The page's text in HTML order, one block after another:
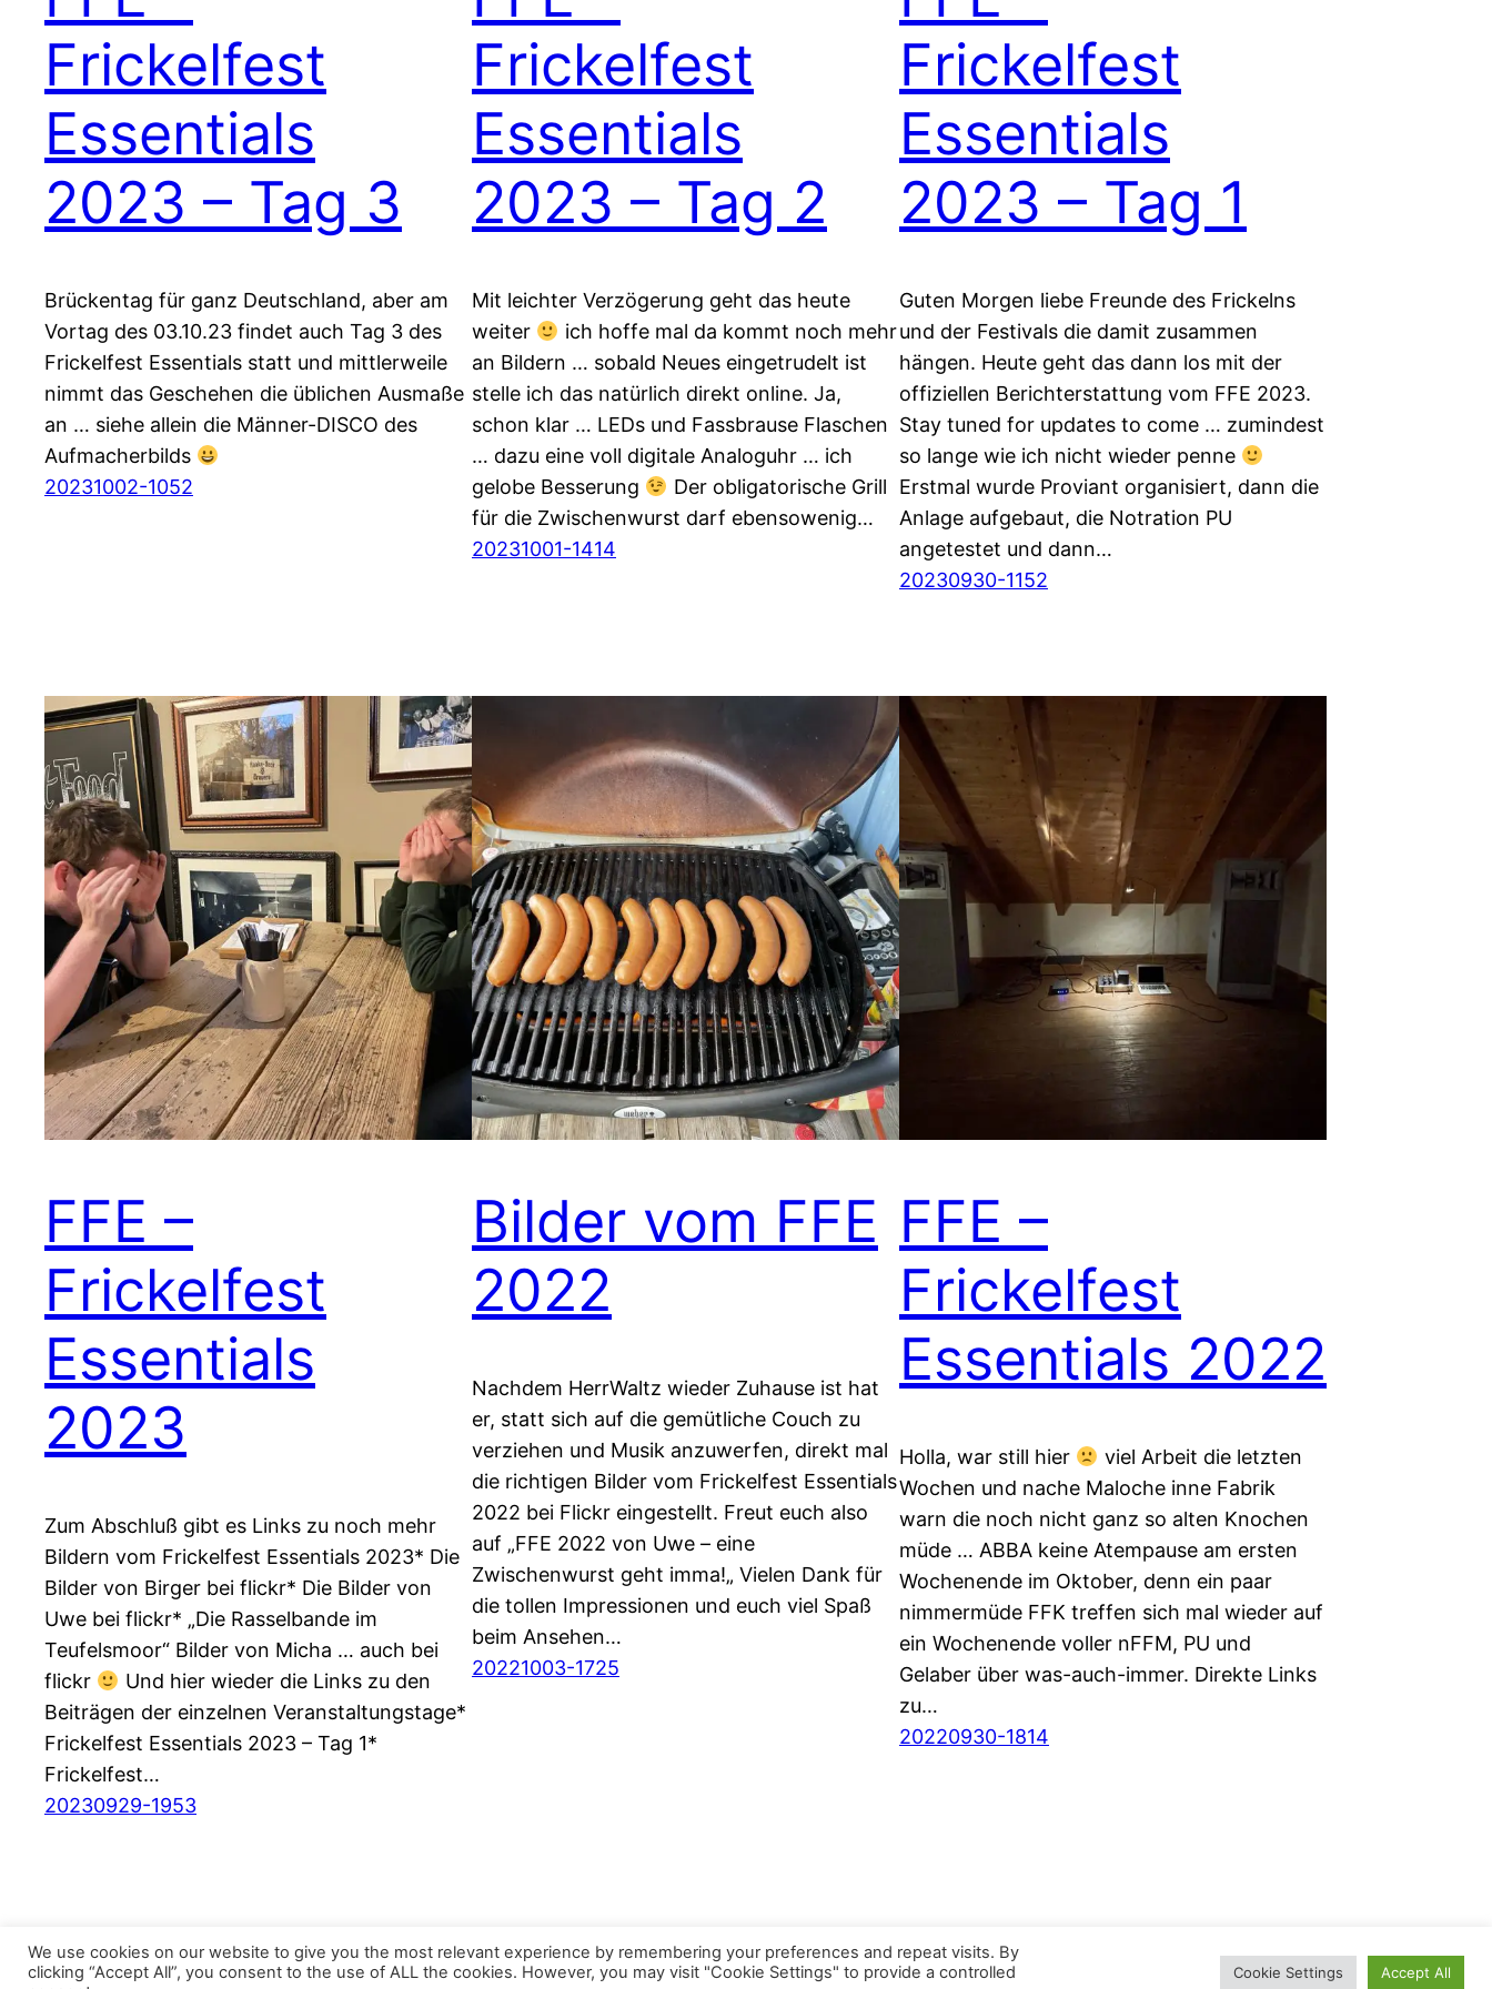
Frickelfest
Essentials
2023 – Tag 3
Brückentag für ganz Deutschland, aber am
Vortag des 03.10.23 findet auch Tag 3 des
Frickelfest Essentials statt und mittlerweile
nimmt das Geschehen die üblichen Ausmaße
an … siehe allein die Männer-DISCO des
Aufmacherbilds
20231002-1052
Frickelfest
Essentials
2023 – Tag 2
Mit leichter Verzögerung geht das heute
weiter
ich hoffe mal da kommt noch mehr
an Bildern … sobald Neues eingetrudelt ist
stelle ich das natürlich direkt online. Ja,
schon klar … LEDs und Fassbrause Flaschen
… dazu eine voll digitale Analoguhr … ich
gelobe Besserung
Der obligatorische Grill
für die Zwischenwurst darf ebensowenig…
20231001-1414
Frickelfest
Essentials
2023 – Tag 1
Guten Morgen liebe Freunde des Frickelns
und der Festivals die damit zusammen
hängen. Heute geht das dann los mit der
offiziellen Berichterstattung vom FFE 2023.
Stay tuned for updates to come … zumindest
so lange wie ich nicht wieder penne
Erstmal wurde Proviant organisiert, dann die
Anlage aufgebaut, die Notration PU
angetestet und dann…
20230930-1152
FFE –
Frickelfest
Essentials
2023
Zum Abschluß gibt es Links zu noch mehr
Bildern vom Frickelfest Essentials 2023* Die
Bilder von Birger bei flickr* Die Bilder von
Uwe bei flickr* „Die Rasselbande im
Teufelsmoor“ Bilder von Micha … auch bei
flickr
Und hier wieder die Links zu den
Beiträgen der einzelnen Veranstaltungstage*
Frickelfest Essentials 2023 – Tag 1*
Frickelfest…
20230929-1953
Bilder vom FFE
2022
Nachdem HerrWaltz wieder Zuhause ist hat
er, statt sich auf die gemütliche Couch zu
verziehen und Musik anzuwerfen, direkt mal
die richtigen Bilder vom Frickelfest Essentials
2022 bei Flickr eingestellt. Freut euch also
auf „FFE 2022 von Uwe – eine
Zwischenwurst geht imma!„ Vielen Dank für
die tollen Impressionen und euch viel Spaß
beim Ansehen…
20221003-1725
FFE –
Frickelfest
Essentials 2022
Holla, war still hier
viel Arbeit die letzten
Wochen und nache Maloche inne Fabrik
warn die noch nicht ganz so alten Knochen
müde … ABBA keine Atempause am ersten
Wochenende im Oktober, denn ein paar
nimmermüde FFK treffen sich mal wieder auf
ein Wochenende voller nFFM, PU und
Gelaber über was-auch-immer. Direkte Links
zu…
20220930-1814
We use cookies on our website to give you the most relevant experience by remembering your preferences and repeat visits. By
clicking “Accept All”, you consent to the use of ALL the cookies. However, you may visit "Cookie Settings" to provide a controlled
Cookie Settings Accept All